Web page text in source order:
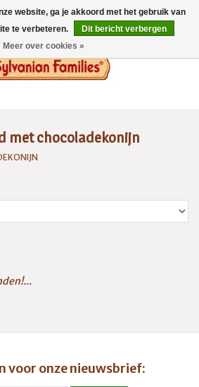
0 Artikelen - €0,00
met chocoladekonijn
voor onze nieuwsbrief:
website, ga je akkoord met het gebruik van
te verbeteren.
Dit bericht verbergen
Meer over cookies »